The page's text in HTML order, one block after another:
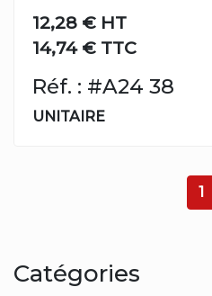
12,28 € HT
14,74 € TTC
Réf. : #A24 38
UNITAIRE
1
Catégories